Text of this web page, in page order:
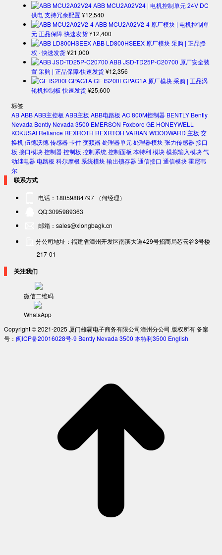
ABB MCU2A02V24 | 电机控制单元 24V DC
供电 支持冗余配置¥12,540
ABB MCU2A02V2-4 原厂模块 | 电机控制单
元 正品保障·快速发货¥12,400
ABB LD800HSEEX 原厂模块 采购 | 正品授
权 · 快速发货¥21,000
ABB JSD-TD25P-C20700 原厂安全装
置 采购 | 正品保障·快速发货¥12,356
GE IS200FGPAG1A 原厂模块 采购 | 正品涡
轮机控制板 快速发货¥25,600
标签
ABABBABB主控板 ABB主板 ABB电路板 AC 800M控制器 BENTLY Bently
Nevada Bently Nevada 3500 EMERSON Foxboro GE HONEYWELL
KOKUSAI Reliance REXROTH REXRTOH VARIAN WOODWARD 主板 交
换机伍德沃德传感器卡件变频器处理器单元处理器模块张力传感器接口
板 接口模块控制器控制板 控制系统控制面板 本特利模块模拟输入模块气
动继电器电路板 科尔摩根 系统模块输出锁存器通信接口 通信模块霍尼韦
尔
联系方式
电话：18059884797 （何经理）
QQ:3095989363
邮箱：sales@xiongbagk.cn
分公司地址：福建省漳州开发区南滨大道429号招商局芯云谷3号楼
217-01
关注我们
微信二维码
WhatsApp
Copyright © 2021-2025 厦门雄霸电子商务有限公司漳州分公司 版权所有 备案
号： 闽ICP备20016028号-9 Bently Nevada 3500 本特利3500 English